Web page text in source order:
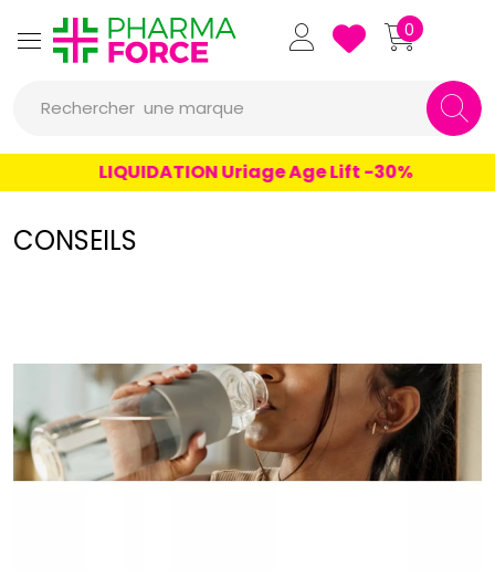
Pharmaforce Grande
0
Rechercher une marque
un conseil
un produit
LIQUIDATION Uriage Age Lift -30%
CONSEILS